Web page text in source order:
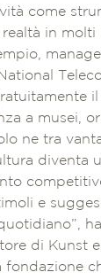
come
realtà in molti
a musei,
ne tra
diventa
e
di Kunst
fondazione